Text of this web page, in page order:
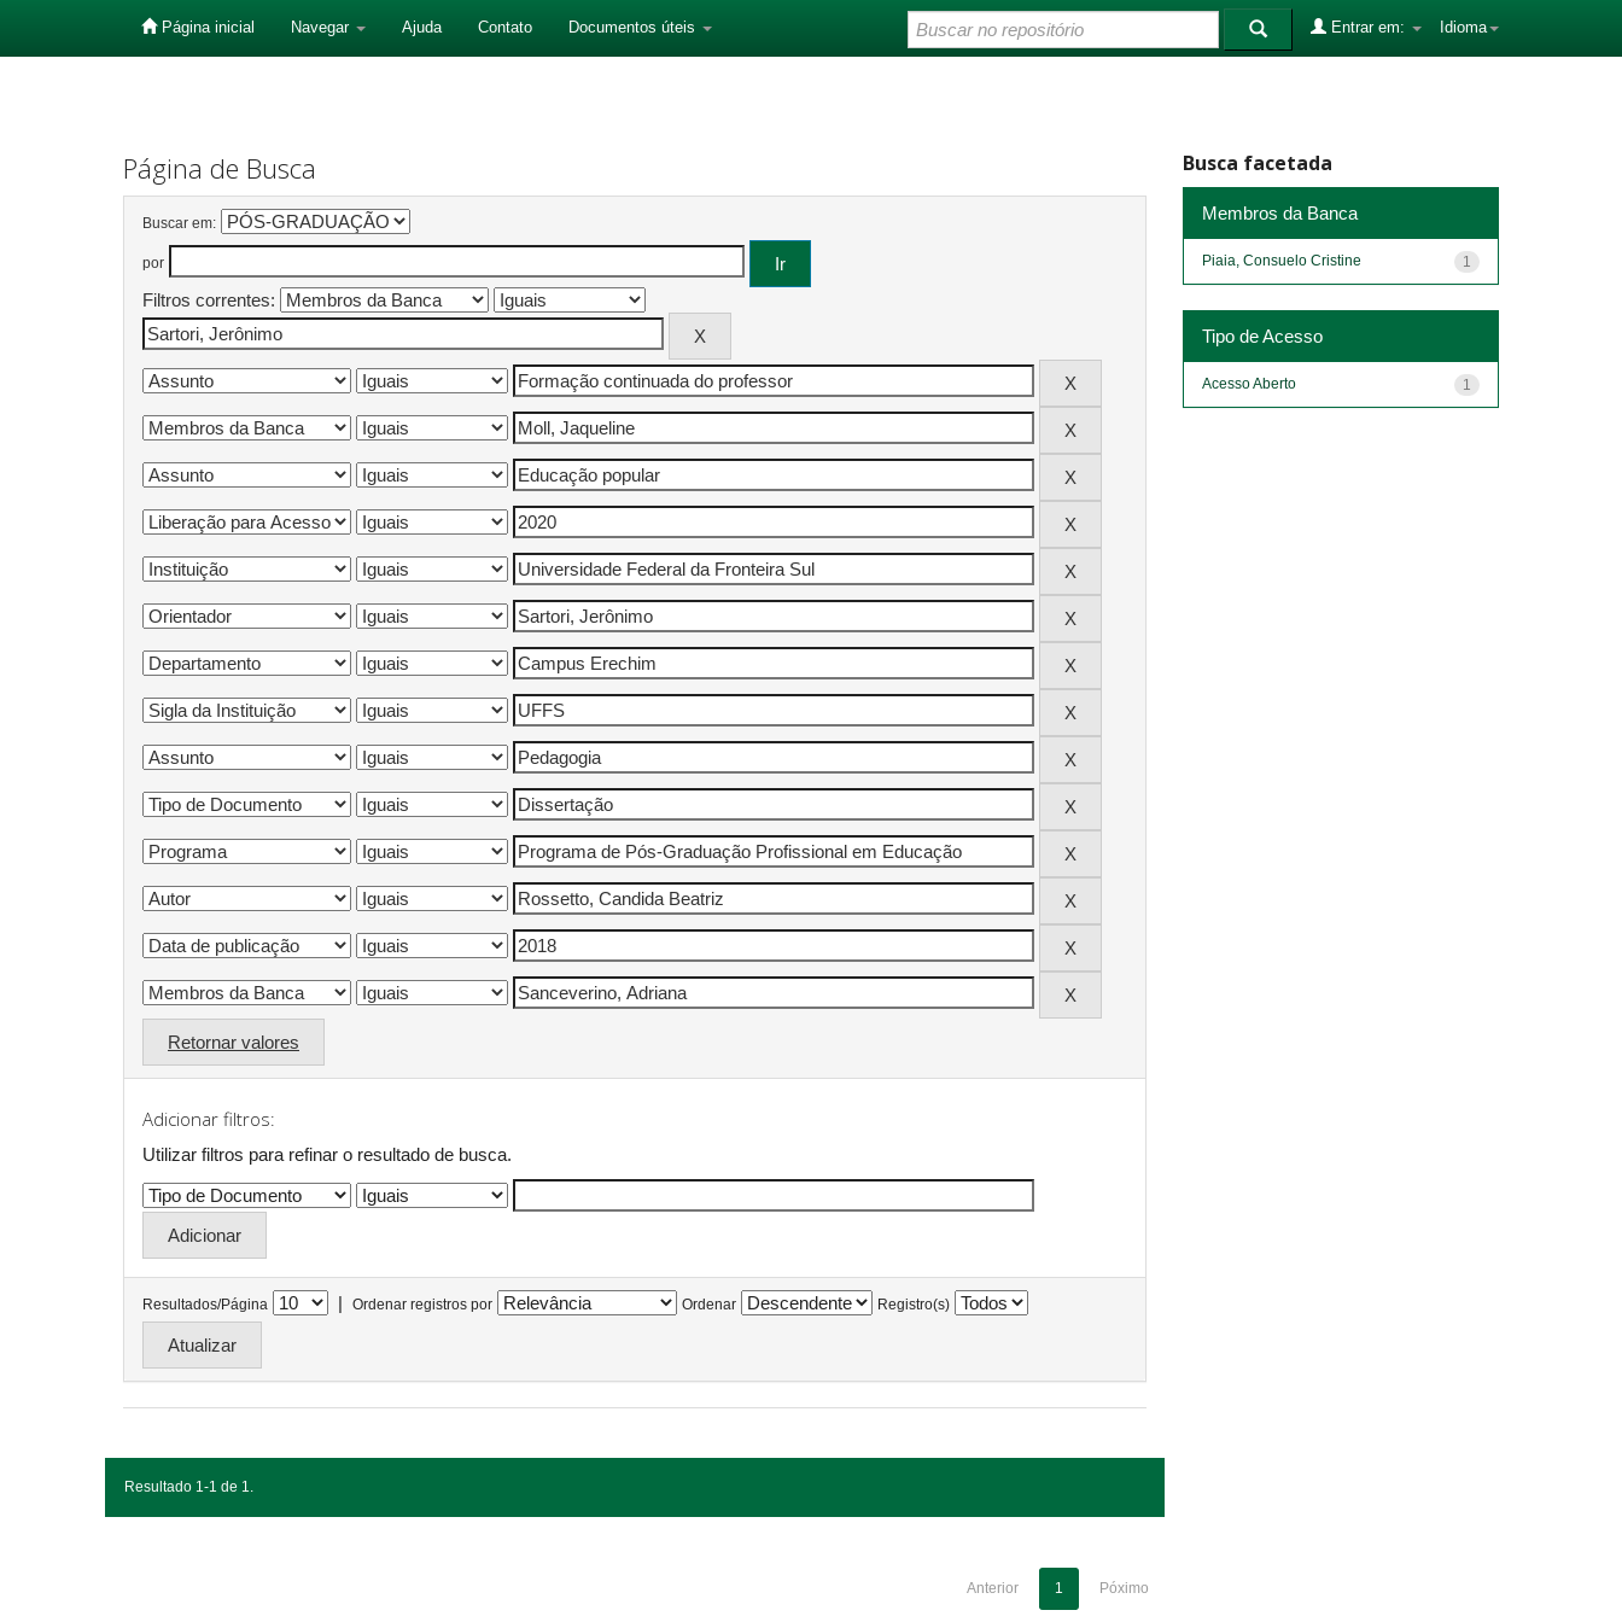
Página inicial Navegar Ajuda Contato Documentos úteis Idioma
Entrar em:
Página de Busca
Buscar em:
por
Filtros correntes:
Retornar valores
Adicionar filtros:
Utilizar filtros para refinar o resultado de busca.
Resultados/Página | Ordenar registros por Ordenar Registro(s)
Resultado 1-1 de 1.
Anterior 1 Póximo
Busca facetada
Membros da Banca
1
Piaia, Consuelo Cristine
Tipo de Acesso
1
Acesso Aberto